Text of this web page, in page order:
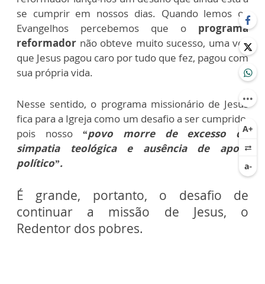
se cumprir em nossos dias. Quando lemos os
Evangelhos percebemos que o programa
reformador não obteve muito sucesso, uma vez
que Jesus pagou caro por tudo que fez, pagou com
sua própria vida.
Nesse sentido, o programa missionário de Jesus
fica para a Igreja como um desafio a ser cumprido,
pois nosso
“povo morre de excesso de
simpatia teológica e ausência de apoio
político”.
É grande, portanto, o desafio de
continuar a missão de Jesus, o
Redentor dos pobres.